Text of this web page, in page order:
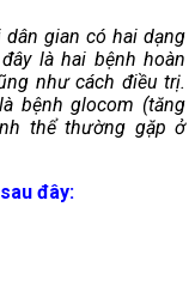
gian có hai dạng
là hai bệnh hoàn
như cách điều trị.
bệnh glocom (tăng
thể thường gặp ở
đây: